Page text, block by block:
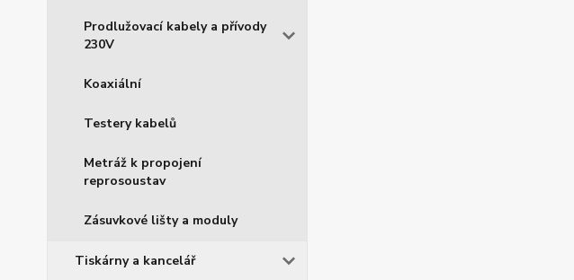
Prodlužovací kabely a přívody
230V
Koaxiální
Testery kabelů
Metráž k propojení
reprosoustav
Zásuvkové lišty a moduly
Tiskárny a kancelář